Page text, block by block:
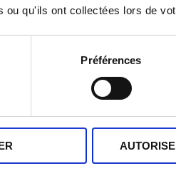
ou qu'ils ont collectées lors de
Préférences